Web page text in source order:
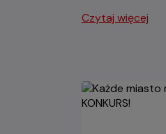
Czytaj więcej